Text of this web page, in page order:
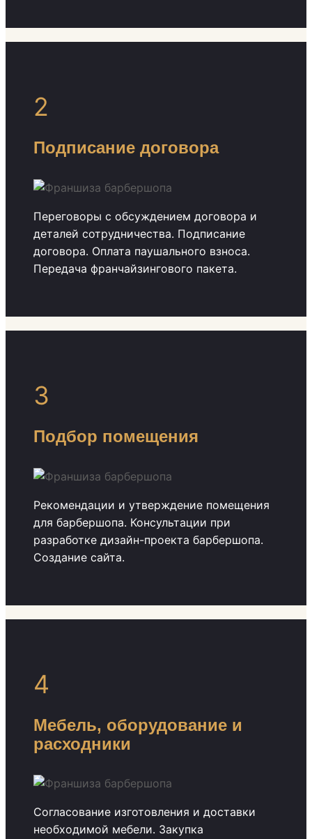
2
Подписание договора
Переговоры с обсуждением договора и
деталей сотрудничества. Подписание
договора. Оплата паушального взноса.
Передача франчайзингового пакета.
3
Подбор помещения
Рекомендации и утверждение помещения
для барбершопа. Консультации при
разработке дизайн-проекта барбершопа.
Создание сайта.
4
Мебель, оборудование и
расходники
Согласование изготовления и доставки
необходимой мебели. Закупка